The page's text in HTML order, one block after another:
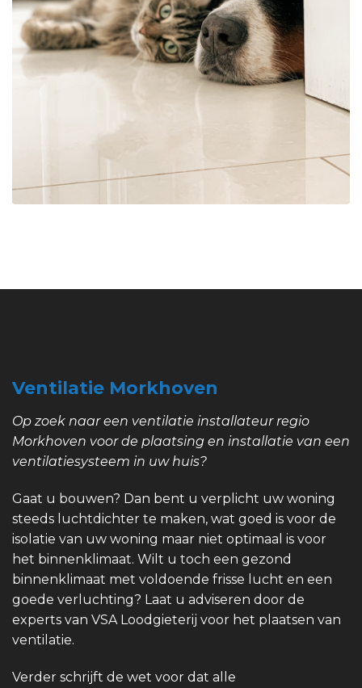
Ventilatie Morkhoven
Op zoek naar een ventilatie installateur regio
Morkhoven voor de plaatsing en installatie van een
ventilatiesysteem in uw huis?
Gaat u bouwen? Dan bent u verplicht uw woning
steeds luchtdichter te maken, wat goed is voor de
isolatie van uw woning maar niet optimaal is voor
het binnenklimaat. Wilt u toch een gezond
binnenklimaat met voldoende frisse lucht en een
goede verluchting? Laat u adviseren door de
experts van VSA Loodgieterij voor het plaatsen van
ventilatie.
Verder schrijft de wet voor dat alle